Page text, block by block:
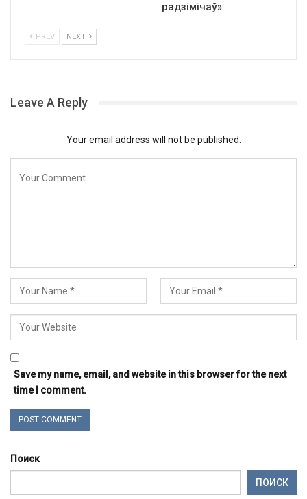
радзімічаў»
PREV NEXT
Leave A Reply
Your email address will not be published.
Save my name, email, and website in this browser for the next
time I comment.
Поиск
ПОИСК